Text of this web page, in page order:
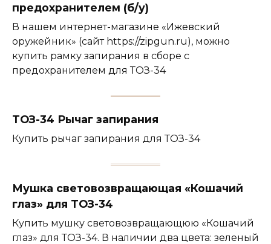
предохранителем (б/у)
В нашем интернет-магазине «Ижевский
оружейник» (сайт https://zipgun.ru), можно
купить рамку запирания в сборе с
предохранителем для ТОЗ-34
ТОЗ-34 Рычаг запирания
Купить рычаг запирания для ТОЗ-34
Мушка световозвращающая «Кошачий
глаз» для ТОЗ-34
Купить мушку световозвращающюю «Кошачий
глаз» для ТОЗ-34. В наличии два цвета: зеленый